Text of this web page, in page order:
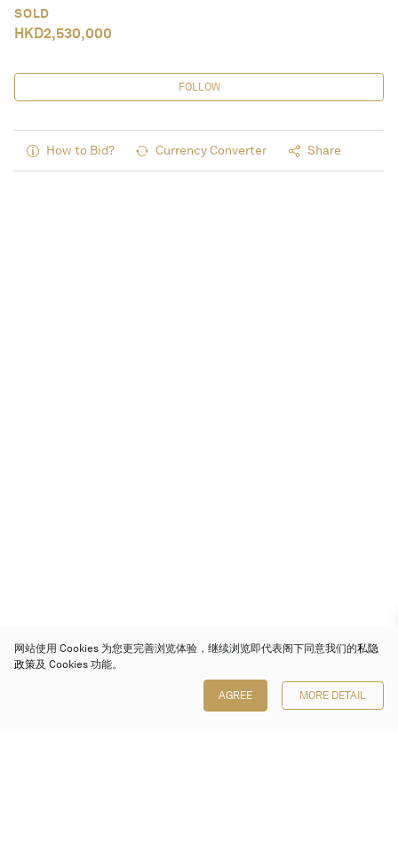
SOLD
HKD2,530,000
FOLLOW
How to Bid? Currency Converter Share
网站使用 Cookies 为您更完善浏览体验，继续浏览即代表阁下同意我们的私隐
政策及 Cookies 功能。
AGREE MORE DETAIL